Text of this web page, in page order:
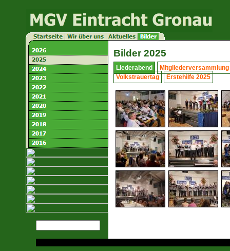
Bilder 2025
Liederabend
Mitgliederversammlung
Volkstrauertag
Erstehilfe 2025